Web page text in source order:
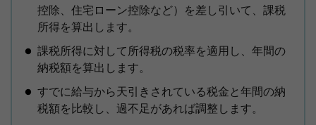
控除、住宅ローン控除など）を差し引いて、課税
所得を算出します。
課税所得に対して所得税の税率を適用し、年間の
納税額を算出します。
すでに給与から天引きされている税金と年間の納
税額を比較し、過不足があれば調整します。